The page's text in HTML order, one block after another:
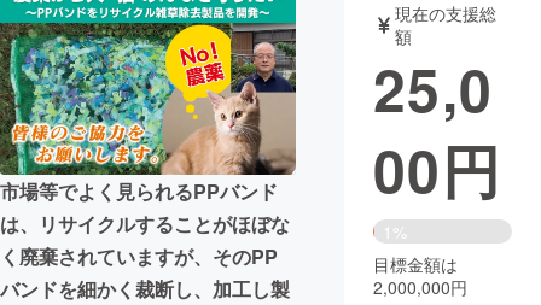
テクノロジー・ガジェット
映像・映画 書籍・雑誌
ビジネス・起業 チャレンジ
まちづくり・地域活性化
市場等でよく見られるPPバンド
は、リサイクルすることがほぼな
く廃棄されていますが、そのPP
バンドを細かく裁断し、加工し製
現在の支援総
額
25,0
00円
1%
目標金額は
2,000,000円